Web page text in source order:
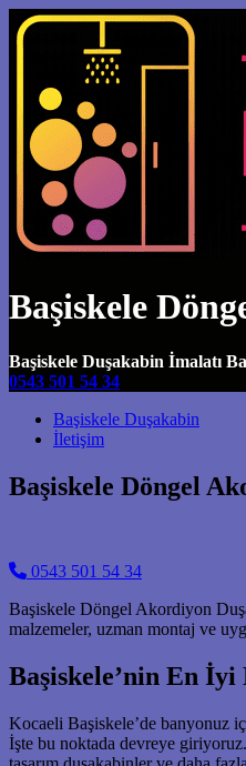
Başiskele
Başiskele Duşakabin İmalatı
0543 501 54 34
Main Navigation
Başiskele Duşakabin
İletişim
Başiskele Döngel
0543 501 54 34
Başiskele Döngel Akordiyon
malzemeler, uzman montaj ve
Başiskele’nin En İyi
Kocaeli Başiskele’de banyonuz
İşte bu noktada devreye